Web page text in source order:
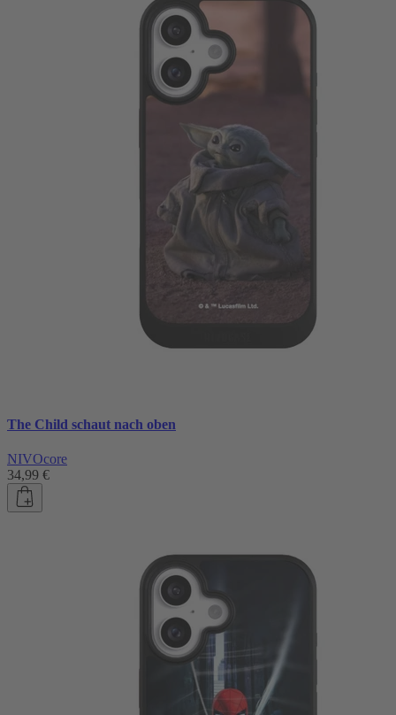
The Child schaut nach oben
NIVOcore
34,99 €